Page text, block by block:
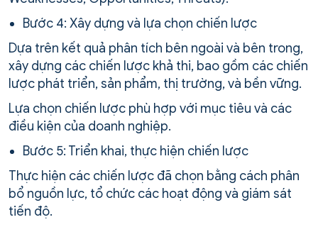
Bước 4: Xây dựng và lựa chọn chiến lược
Dựa trên kết quả phân tích bên ngoài và bên trong,
xây dựng các chiến lược khả thi, bao gồm các chiến
lược phát triển, sản phẩm, thị trường, và bền vững.
Lựa chọn chiến lược phù hợp với mục tiêu và các
điều kiện của doanh nghiệp.
Bước 5: Triển khai, thực hiện chiến lược
Thực hiện các chiến lược đã chọn bằng cách phân
bổ nguồn lực, tổ chức các hoạt động và giám sát
tiến độ.